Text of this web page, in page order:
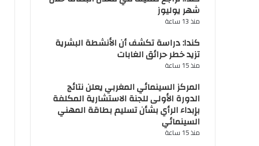
شهر يوليوز
منذ 13 ساعة
كندا: دراسة تكشف أن الأنشطة البشرية
تزيد خطر حرائق الغابات
منذ 15 ساعة
المركز السينمائي المغربي يعلن نتائج
الدورة الأولى للجنة الاستشارية المكلفة
بإبداء الرأي بشأن تسليم بطاقة المهني
السينمائي
منذ 15 ساعة